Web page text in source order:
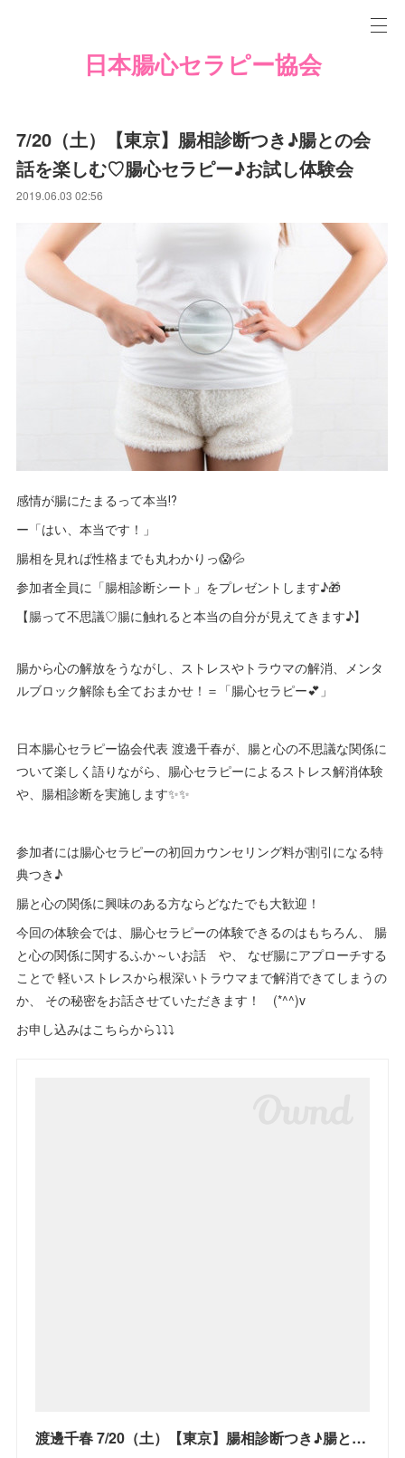
日本腸心セラピー協会
7/20（土）【東京】腸相診断つき♪腸との会
話を楽しむ♡腸心セラピー♪お試し体験会
2019.06.03 02:56
感情が腸にたまるって本当⁉️
ー「はい、本当です！」
腸相を見れば性格までも丸わかりっ😱💦
参加者全員に「腸相診断シート」をプレゼントします♪🎁
【腸って不思議♡腸に触れると本当の自分が見えてきます♪】
腸から心の解放をうながし、ストレスやトラウマの解消、メンタ
ルブロック解除も全ておまかせ！＝「腸心セラピー💕」
日本腸心セラピー協会代表 渡邊千春が、腸と心の不思議な関係に
ついて楽しく語りながら、腸心セラピーによるストレス解消体験
や、腸相診断を実施します✨✨
参加者には腸心セラピーの初回カウンセリング料が割引になる特
典つき♪
腸と心の関係に興味のある方ならどなたでも大歓迎！
今回の体験会では、腸心セラピーの体験できるのはもちろん、 腸
と心の関係に関するふか～いお話 や、 なぜ腸にアプローチする
ことで 軽いストレスから根深いトラウマまで解消できてしまうの
か、 その秘密をお話させていただきます！ (*^^)v
お申し込みはこちらから⤵︎⤵︎⤵︎
渡邊千春 7/20（土）【東京】腸相診断つき♪腸との会話を楽しむ♡腸心セラピー♪お試し体験会